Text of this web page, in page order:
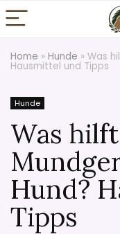
Home » Hunde » Was
Hausmittel und Tipps
Hunde
Was
Hund?
Tipps